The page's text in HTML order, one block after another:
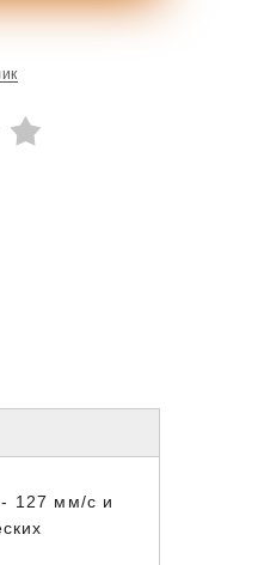
127 мм/с и